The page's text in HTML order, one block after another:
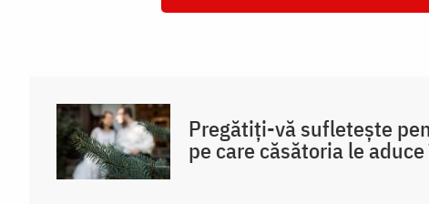
Pregătiți-vă sufletește
pe care căsătoria le